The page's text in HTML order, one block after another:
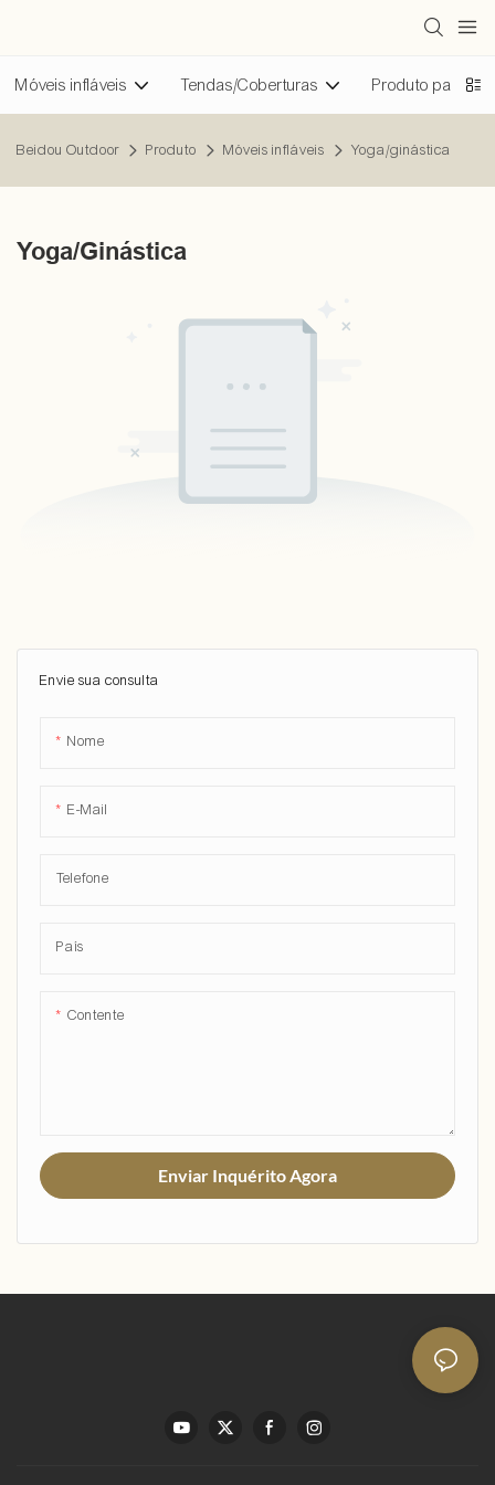
Móveis infláveis Tendas/Coberturas Produto para
Beidou Outdoor Produto Móveis infláveis Yoga/ginástica
Yoga/ginástica
Envie sua consulta
Nome
E-Mail
Telefone
País
Contente
Enviar Inquérito Agora